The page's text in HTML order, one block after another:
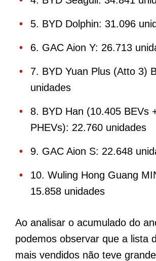
5. BYD Dolphin: 31.096
6. GAC Aion Y: 26.713
7. BYD Yuan Plus (Atto 3)
unidades
8. BYD Han (10.405 BEVs
PHEVs): 22.760 unidades
9. GAC Aion S: 22.648
10. Wuling Hong Guang
15.858 unidades
Ao analisar o acumulado do
podemos observar que a lista
mais vendidos não teve